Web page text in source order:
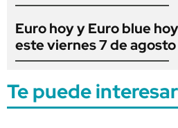
Euro hoy y Euro blue
este viernes 7 de agosto
Te puede interesar